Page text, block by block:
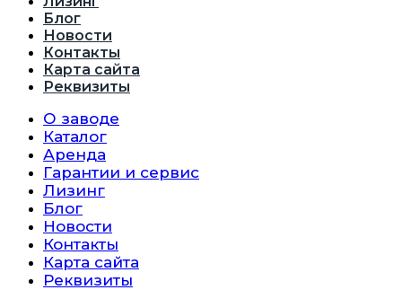
Блог
Новости
Контакты
Карта сайта
Реквизиты
О заводе
Каталог
Аренда
Гарантии и сервис
Лизинг
Блог
Новости
Контакты
Карта сайта
Реквизиты